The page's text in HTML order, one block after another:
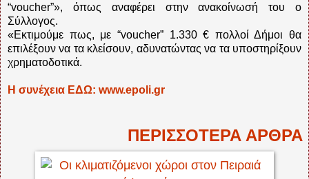
“voucher”», όπως αναφέρει στην ανακοίνωσή του ο
Σύλλογος.
«Εκτιμούμε πως, με “voucher” 1.330 € πολλοί Δήμοι θα
επιλέξουν να τα κλείσουν, αδυνατώντας να τα υποστηρίξουν
χρηματοδοτικά.
Η συνέχεια ΕΔΩ: www.epoli.gr
ΠΕΡΙΣΣΟΤΕΡΑ ΑΡΘΡΑ